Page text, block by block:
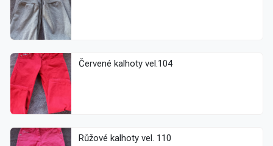
Červené kalhoty vel.104
Růžové kalhoty vel. 110